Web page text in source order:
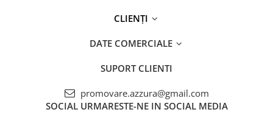
CLIENȚI
DATE COMERCIALE
SUPORT CLIENTI
promovare.azzura@gmail.com
SOCIAL URMARESTE-NE IN SOCIAL MEDIA